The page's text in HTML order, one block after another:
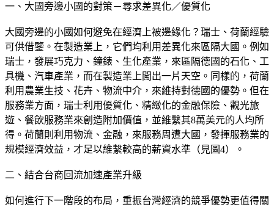
一、大國旁邊小國的對策－尋求差異化／優質化
大國旁邊的小國如何避免在經濟上被邊緣化？瑞士、荷蘭經驗
可供借鑒。在製造業上，它們均利用差異化來區隔大國。例如
瑞士，發展巧克力、鐘錶、生化產業，來區隔德國的石化、工
具機、汽車產業，而在製造業上闖出一片天空。同樣的，荷蘭
利用農業生技、花卉、物流中介，來維持對德國的優勢。但在
服務業方面，瑞士利用優質化、精緻化的金融保險、觀光旅
遊、餐飲服務業來創造附加價值，並維繫其8萬美元的人均所
得。荷蘭則利用物流、金融，來服務周遭大國，發揮服務業的
規模經濟效益，才足以維繫較高的薪資水準（見圖4）。
二、結合台商回流加速產業升級
如何進行下一階段的布局，重振台灣經濟的競爭優勢更值得關